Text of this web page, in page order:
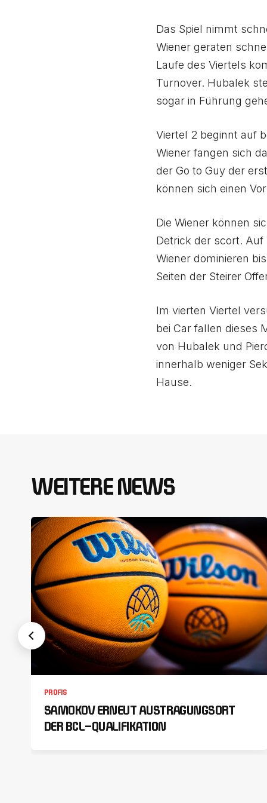
Das Spiel nimmt
Wiener geraten
Laufe des Viertels
Turnover. Hubalek
sogar in Führung
Viertel 2 beginnt auf
Wiener fangen sich
der Go to Guy der
können sich einen
Die Wiener können
Detrick der scort. Auf
Wiener dominieren
Seiten der Steirer
Im vierten Viertel
bei Car fallen dieses
von Hubalek und
innerhalb weniger
Hause.
WEITERE NEWS
PROFIS
SAMOKOV ERNEUT AUSTRAGUNGSORT
DER BCL-QUALIFIKATION